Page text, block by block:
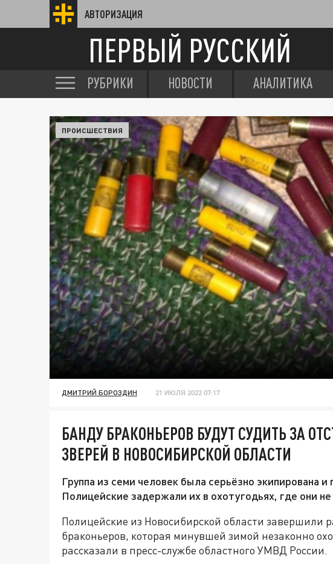
АВТОРИЗАЦИЯ
ПЕРВЫЙ РУССКИЙ
РУБРИКИ НОВОСТИ АНАЛИТИКА
ПРОИСШЕСТВИЯ
ДМИТРИЙ БОРОЗДИН 21 ИЮЛЯ 2022 07:17
БАНДУ БРАКОНЬЕРОВ БУДУТ СУДИТЬ ЗА
ЗВЕРЕЙ В НОВОСИБИРСКОЙ ОБЛАСТИ
Группа из семи человек была серьёзно экипирована и
Полицейские задержали их в охотугодьях, где они
Полицейские из Новосибирской области завершили
браконьеров, которая минувшей зимой незаконно
рассказали в пресс-службе областного УМВД России.